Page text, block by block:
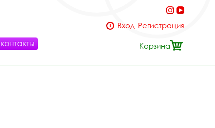
контакты
Вход Регистрация
Корзина